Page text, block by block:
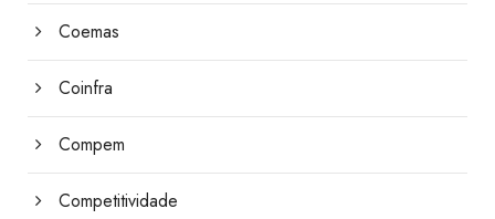
Coemas
Coinfra
Compem
Competitividade